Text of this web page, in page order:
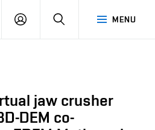
MENU
LOGIN SEARCH
jaw crusher
DEM co-